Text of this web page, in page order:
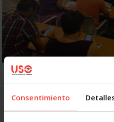
Consentimiento
USO exige cambiar las
Trabajo Decente
5 OCTUBRE, 2018
La USO ha conmemorado la